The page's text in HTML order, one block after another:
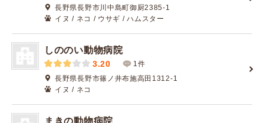
長野県長野市川中島町御厨2385-1
イヌ / ネコ / ウサギ / ハムスター
しののい動物病院
3.20
1件
長野県長野市篠ノ井布施高田1312-1
イヌ / ネコ
まきの動物病院